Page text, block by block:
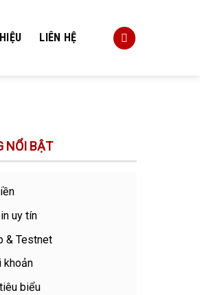
LIÊN HỆ
NỔI BẬT
uy tín
& Testnet
khoản
biểu